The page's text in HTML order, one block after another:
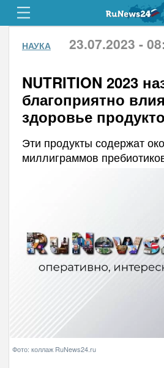
НАУКА 23.07.2023 -
NUTRITION 2023
благоприятно
здоровье
Эти продукты содержат
миллиграммов
Фото: коллаж RuNews24.ru